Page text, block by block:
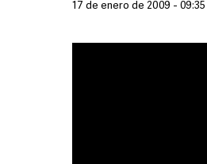
17 de enero de 2009 - 09:35